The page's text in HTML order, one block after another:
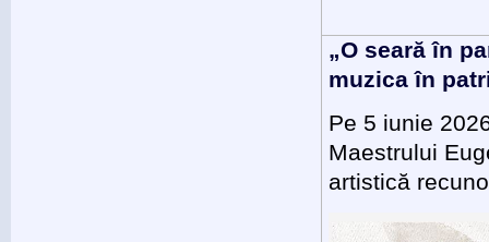
„O seară în
muzica în
Pe 5 iunie
Maestrului
artistică